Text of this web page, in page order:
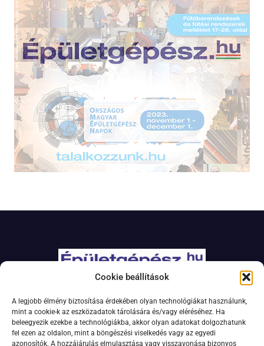
Cookie beállítások
A legjobb élmény biztosítása érdekében olyan technológiákat használunk,
mint a cookie-k az eszközadatok tárolására és/vagy eléréséhez. Ha
beleegyezik ezekbe a technológiákba, akkor olyan adatokat dolgozhatunk
fel ezen az oldalon, mint a böngészési viselkedés vagy az egyedi
azonosítók. A hozzájárulás elmulasztása vagy visszavonása bizonyos
Adatkezelési szabályzat
Jogi nyilatkozat
Kapcsolat
Impresszum